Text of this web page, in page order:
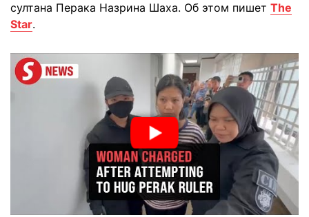
султана Перака Назрина Шаха. Об этом пишет The
Star.